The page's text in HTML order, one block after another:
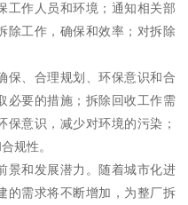
工作人员和环境；通知相关部
除工作，确保和效率；对拆除
保、合理规划、环保意识和合
必要的措施；拆除回收工作需
意识，减少对环境的污染；
规性。
景和发展潜力。随着城市化进
的需求将不断增加，为整厂拆